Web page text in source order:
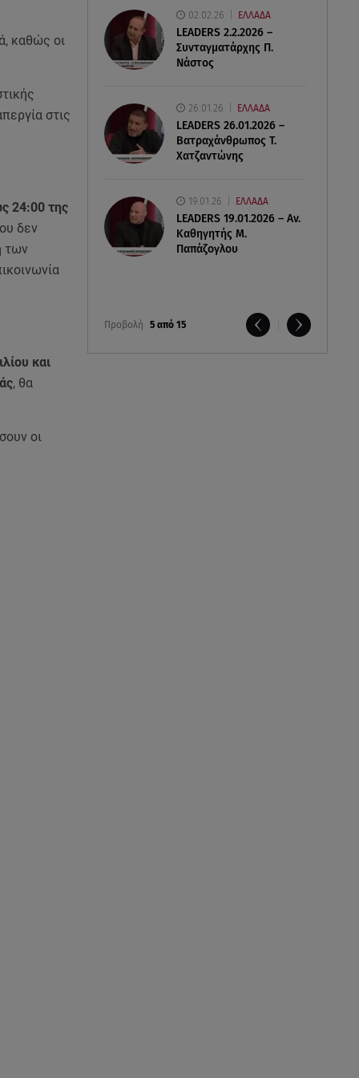
02.02.26 ΕΛΛΑΔΑ
LEADERS 2.2.2026 –
Συνταγματάρχης Π.
Νάστος
26.01.26 ΕΛΛΑΔΑ
LEADERS 26.01.2026 –
Βατραχάνθρωπος Τ.
Χατζαντώνης
19.01.26 ΕΛΛΑΔΑ
LEADERS 19.01.2026 – Αν.
Καθηγητής Μ.
Παπάζογλου
Προβολή 5 από 15
καθώς οι
στις
24:00 της
δεν
των
και
, θα
οι